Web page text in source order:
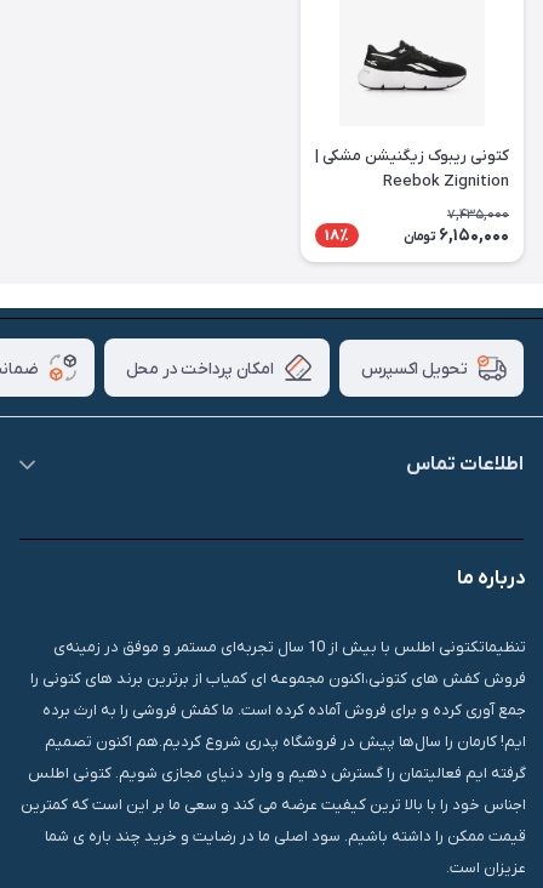
کتونی ریبوک زیگنیشن مشکی |
Reebok Zignition
7,435,000
6,150,000 تومان 18٪
تحویل اکسپرس امکان پرداخت در محل
اطلاعات تماس
درباره ما
تنظیماتکتونی اطلس با بیش از 10 سال تجربه‌ای مستمر و موفق در زمینه‌ی
فروش کفش های کتونی،اکنون مجموعه ای کمیاب از برترین برند های کتونی را
جمع آوری کرده و برای فروش آماده کرده است. ما کفش فروشی را به ارث برده
ایم! کارمان را سال‌ها پیش در فروشگاه پدری شروع کردیم.هم اکنون تصمیم
گرفته ایم فعالیتمان را گسترش دهیم و وارد دنیای مجازی شویم. کتونی اطلس
اجناس خود را با بالا ترین کیفیت عرضه می کند و سعی ما بر این است که کمترین
قیمت ممکن را داشته باشیم. سود اصلی ما در رضایت و خرید چند باره ی شما
عزیزان است.